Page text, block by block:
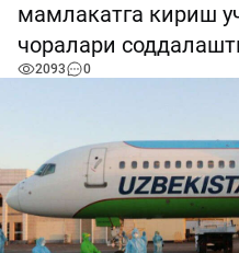
мамлакатга кириш
чоралари
2093 0